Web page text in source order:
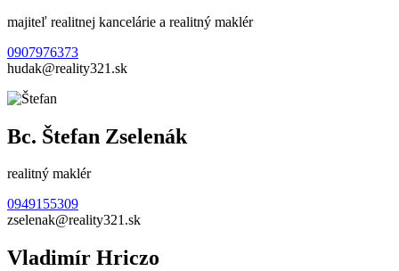
majiteľ realitnej kancelárie a realitný maklér
0907976373
hudak@reality321.sk
Bc. Štefan Zselenák
realitný maklér
0949155309
zselenak@reality321.sk
Vladimír Hriczo